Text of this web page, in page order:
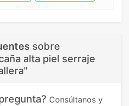
sobre
alta piel serraje
Consúltanos y